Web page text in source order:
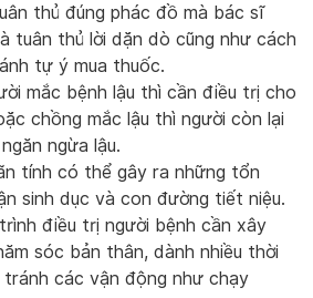
thủ đúng phác đồ mà bác sĩ
tuân thủ lời dặn dò cũng như cách
tự ý mua thuốc.
mắc bệnh lậu thì cần điều trị cho
chồng mắc lậu thì người còn lại
ngừa lậu.
tính có thể gây ra những tổn
sinh dục và con đường tiết niệu.
điều trị người bệnh cần xây
sóc bản thân, dành nhiều thời
tránh các vận động như chạy